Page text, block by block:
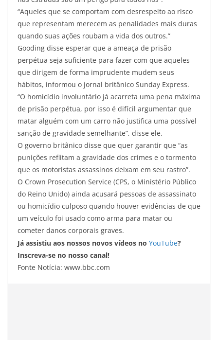
“Aqueles que se comportam com desrespeito ao risco
que representam merecem as penalidades mais duras
quando suas ações roubam a vida dos outros.”
Gooding disse esperar que a ameaça de prisão
perpétua seja suficiente para fazer com que aqueles
que dirigem de forma imprudente mudem seus
hábitos, informou o jornal britânico Sunday Express.
“O homicídio involuntário já acarreta uma pena máxima
de prisão perpétua, por isso é difícil argumentar que
matar alguém com um carro não justifica uma possível
sanção de gravidade semelhante”, disse ele.
O governo britânico disse que quer garantir que “as
punições reflitam a gravidade dos crimes e o tormento
que os motoristas assassinos deixam em seu rastro”.
O Crown Prosecution Service (CPS, o Ministério Público
do Reino Unido) ainda acusará pessoas de assassinato
ou homicídio culposo quando houver evidências de que
um veículo foi usado como arma para matar ou
cometer danos corporais graves.
Já assistiu aos nossos novos vídeos no YouTube?
Inscreva-se no nosso canal!
Fonte Notícia: www.bbc.com